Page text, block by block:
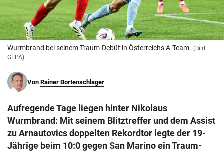
© Krone Multimedia GmbH & Co KG 2026
Muthgasse 2, 1190 Wien
Wurmbrand bei seinem Traum-Debüt in Österreichs A-Team. (Bild:
GEPA)
Von Rainer Bortenschlager
Aufregende Tage liegen hinter Nikolaus
Wurmbrand: Mit seinem Blitztreffer und dem Assist
zu Arnautovics doppelten Rekordtor legte der 19-
Jährige beim 10:0 gegen San Marino ein Traum-